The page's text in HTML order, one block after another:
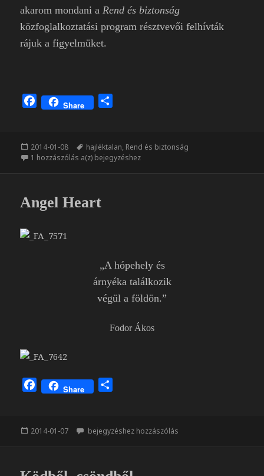
akarom mondani aRend és biztonság
közfoglalkoztatási program résztvevői felhívták
rájuk a figyelmüket.
F
e
b
k
Share
z
a
Közzétéve
2014-01-08 Címke
hajléktalan, Rend és biztonság
1 hozzászólás a(z)Rend és biztonság
bejegyzéshez
Angel Heart
„A hópehely és
árnyéka találkozik
végül a földön.”
Fodor Ákos
F
e
o
Share
z
e
Közzétéve
2014-01-07 Angel Heart
bejegyzéshez hozzászólás